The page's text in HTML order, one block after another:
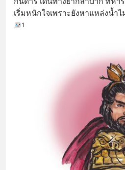
เริ่มหนักใจเพราะยังหาแหล่งน้ำ
1